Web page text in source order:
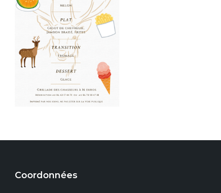
Coordonnées